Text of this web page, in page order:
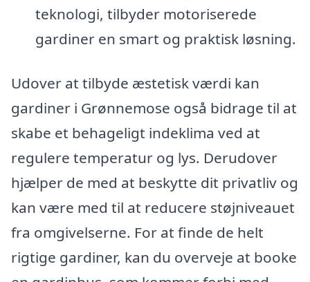
teknologi, tilbyder motoriserede
gardiner en smart og praktisk løsning.
Udover at tilbyde æstetisk værdi kan
gardiner i Grønnemose også bidrage til at
skabe et behageligt indeklima ved at
regulere temperatur og lys. Derudover
hjælper de med at beskytte dit privatliv og
kan være med til at reducere støjniveauet
fra omgivelserne. For at finde de helt
rigtige gardiner, kan du overveje at booke